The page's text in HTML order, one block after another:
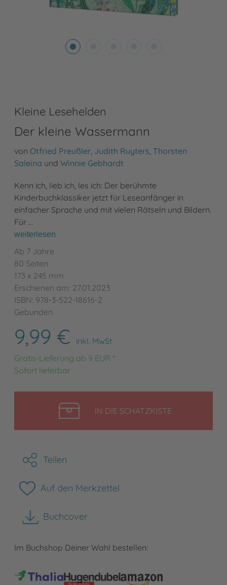
Kleine Lesehelden
Der kleine Wassermann
von Otfried Preußler Judith Ruyters Thorsten
Saleina und Winnie Gebhardt
Kenn ich, lieb ich, les ich: Der berühmte
Kinderbuchklassiker jetzt für Leseanfänger in
einfacher Sprache und mit vielen Rätseln und Bildern.
Für …
weiterlesen
Ab 7 Jahre
80 Seiten
173 x 245 mm
Erschienen am: 27.01.2023
ISBN: 978-3-522-18616-2
Gebunden
9,99 €
inkl. MwSt
Gratis-Lieferung ab 9 EUR *
Sofort lieferbar
IN DIE SCHATZKISTELEGEN
Teilen
Auf den Merkzettel
Buchcover
herunterladen
Im Buchshop Deiner Wahl bestellen: